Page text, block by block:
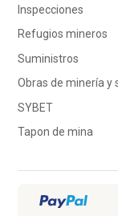
Inspecciones
Refugios mineros
Suministros
Obras de minería y
SYBET
Tapon de mina